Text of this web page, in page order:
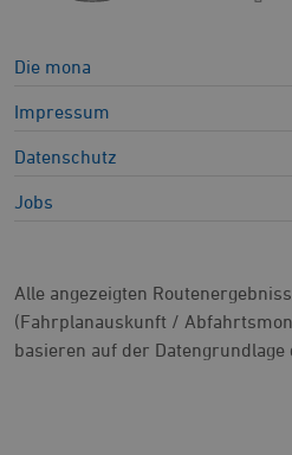
Die mona
Impressum
Datenschutz
Jobs
Alle angezeigten
(Fahrplanauskunft /
basieren auf der Datengrundlage